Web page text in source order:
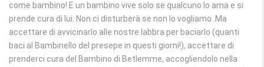
come bambino! E un bambino vive solo se qualcuno lo ama e si
prende cura di lui. Non ci disturberà se non lo vogliamo. Ma
accettare di avvicinarlo alle nostre labbra per baciarlo (quanti
baci al Bambinello del presepe in questi giorni!), accettare di
prenderci cura del Bambino di Betlemme, accogliendolo nella